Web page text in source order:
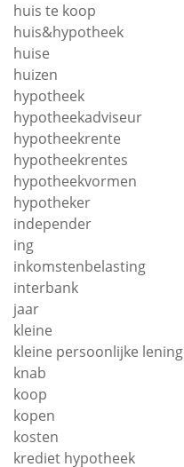
huis te koop
huis&hypotheek
huise
huizen
hypotheek
hypotheekadviseur
hypotheekrente
hypotheekrentes
hypotheekvormen
hypotheker
independer
ing
inkomstenbelasting
interbank
jaar
kleine
kleine persoonlijke lening
knab
koop
kopen
kosten
krediet hypotheek